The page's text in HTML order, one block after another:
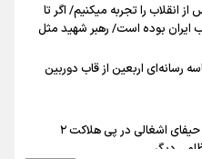
را تجربه میکنیم/ اگر تا
ایران بوده است/ رهبر شهید مثل
رسانه‌ای اربعین از قاب دوربین
فرود یک بالگرد در بیمارستان رمبام در حیفای اشغالی در پی هلاکت ۲